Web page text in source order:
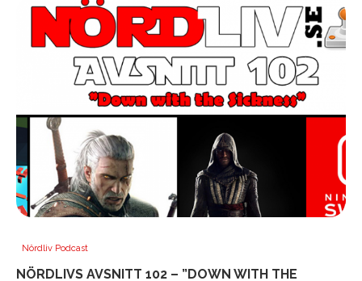
Nördliv Podcast
NÖRDLIVS AVSNITT 102 – ”DOWN WITH THE